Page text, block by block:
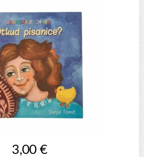
3,00 €